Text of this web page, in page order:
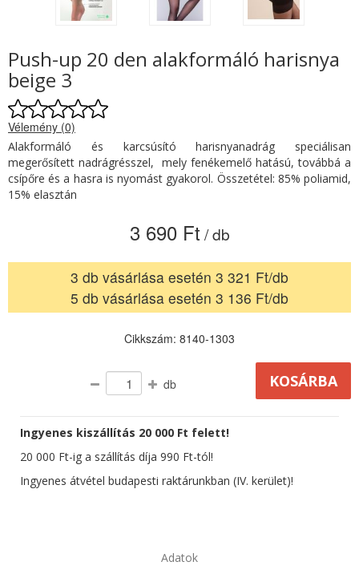
Push-up 20 den alakformáló harisnya
beige 3
Vélemény (0)
Alakformáló és karcsúsító harisnyanadrág speciálisan
megerősített nadrágrésszel, mely fenékemelő hatású, továbbá a
csípőre és a hasra is nyomást gyakorol. Összetétel: 85% poliamid,
15% elasztán
3 690 Ft / db
3 db vásárlása esetén 3 321 Ft/db
5 db vásárlása esetén 3 136 Ft/db
Cikkszám: 8140-1303
db
Ingyenes kiszállítás 20 000 Ft felett!
20 000 Ft-ig a szállítás díja 990 Ft-tól!
Ingyenes átvétel budapesti raktárunkban (IV. kerület)!
Adatok